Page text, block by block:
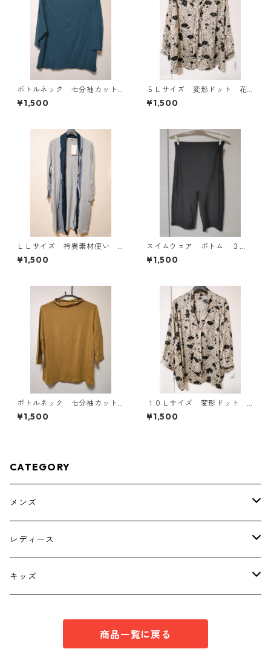
ボトルネック 七分袖カット
ソー ４Ｌ ティールグリー
ン KAE-4815
¥1,500
５Ｌサイズ 変形ドット 花
柄 ボウタイブラウス オフ
ホワイト KAE-4762
¥1,500
ＬＬサイズ 衿異素材使い
トッパーカーディガン グレ
ー KAE-4807
¥1,500
スイムウェア ボトム ３
Ｌ ブラック KAE-4563
¥1,500
ボトルネック 七分袖カット
ソー ４Ｌ マスタード KA
E-4816
¥1,500
１０Ｌサイズ 変形ドット
花柄 ボウタイブラウス オ
フホワイト KAE-4773
¥1,500
CATEGORY
メンズ
トップス
ボトムス
レディース
トップス
キッズ
商品一覧に戻る